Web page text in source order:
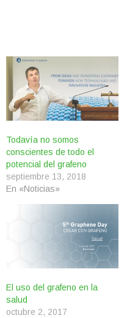
Todavía no somos
conscientes de todo el
potencial del grafeno
septiembre 13, 2018
En «Noticias»
El uso del grafeno en la
salud
octubre 2, 2017